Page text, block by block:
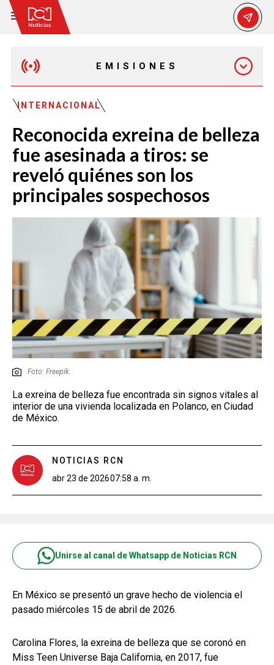
EMISIONES
EMISIÓN 12:30 PM
EMISIÓN 7:00 PM
INTERNACIONAL
Reconocida exreina de belleza
fue asesinada a tiros: se
reveló quiénes son los
principales sospechosos
Foto: Freepik.
La exreina de belleza fue encontrada sin signos vitales al
interior de una vivienda localizada en Polanco, en Ciudad
de México.
NOTICIAS RCN
abr 23 de 202607:58 a. m.
Unirse al canal de Whatsapp de Noticias RCN
En México se presentó un grave hecho de violencia el
pasado miércoles 15 de abril de 2026.
Carolina Flores, la exreina de belleza que se coronó en
Miss Teen Universe Baja California, en 2017, fue